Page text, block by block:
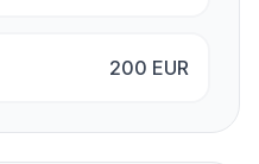
200 EUR